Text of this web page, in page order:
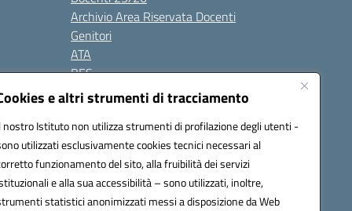
e altri strumenti di tracciamento
nostro Istituto non utilizza strumenti di profilazione degli utenti -
utilizzati esclusivamente cookies tecnici necessari al
funzionamento del sito, alla fruibilità dei servizi
e alla sua accessibilità – sono utilizzati, inoltre,
statistici anonimizzati messi a disposizione da Web
Archivio Area Riservata Docenti
Genitori
ATA
BES
Modulistica
Gallery